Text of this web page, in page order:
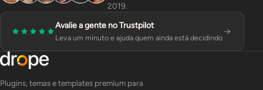
2019.
Avalie a gente no Trustpilot
Leva um minuto e ajuda quem ainda está decidindo
Plugins, temas e templates premium para